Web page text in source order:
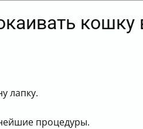
лапку.
процедуры.